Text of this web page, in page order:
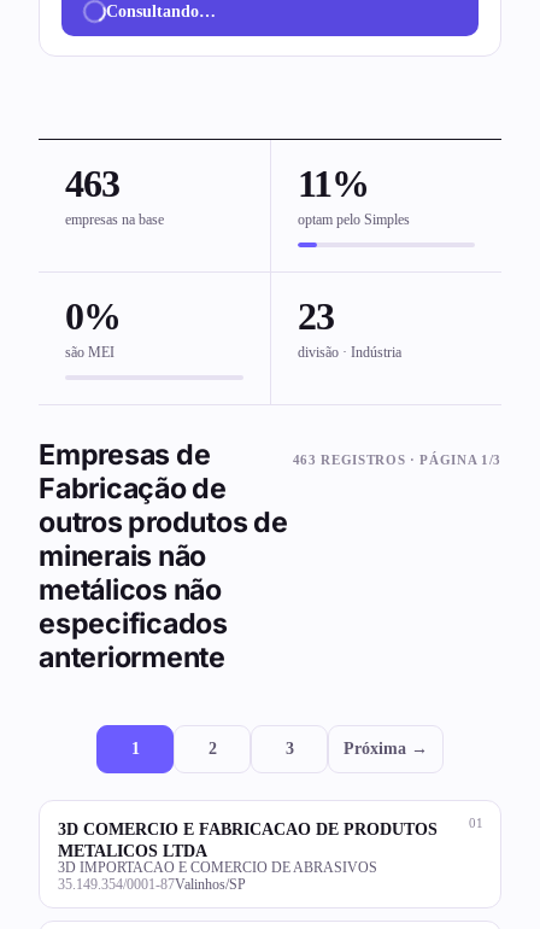
Consultando…
463
empresas na base
11%
optam pelo Simples
0%
são MEI
23
divisão · Indústria
Empresas de
Fabricação de
outros produtos de
minerais não
metálicos não
especificados
anteriormente
463 REGISTROS · PÁGINA 1/3
1 2 3 Próxima →
01
3D COMERCIO E FABRICACAO DE PRODUTOS
METALICOS LTDA
3D IMPORTACAO E COMERCIO DE ABRASIVOS
35.149.354/0001-87Valinhos/SP